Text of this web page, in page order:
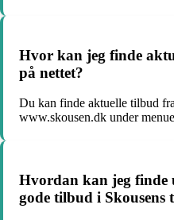
Hvor kan jeg finde
på nettet?
Du kan finde aktuelle tilbud
www.skousen.dk under
Hvordan kan jeg finde
gode tilbud i Skousens